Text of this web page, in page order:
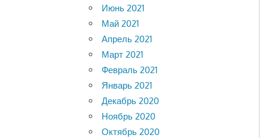
Июнь 2021
Май 2021
Апрель 2021
Март 2021
Февраль 2021
Январь 2021
Декабрь 2020
Ноябрь 2020
Октябрь 2020